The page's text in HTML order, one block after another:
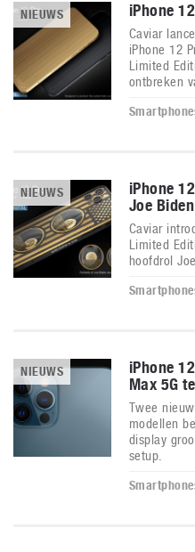
NIEUWS iPhone
Caviar
iPhone 12
Limited
ontbreken
NIEUWS
iPhone
Joe
Caviar
Limited
hoofdrol
NIEUWS
iPhone
Max 5G
Twee
modellen
display
setup.